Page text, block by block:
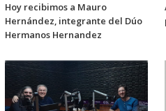
Hoy recibimos a Mauro
Hernández, integrante del Dúo
Hermanos Hernandez